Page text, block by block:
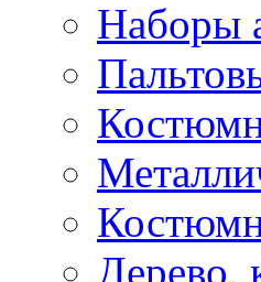
Наборы
Дерево,